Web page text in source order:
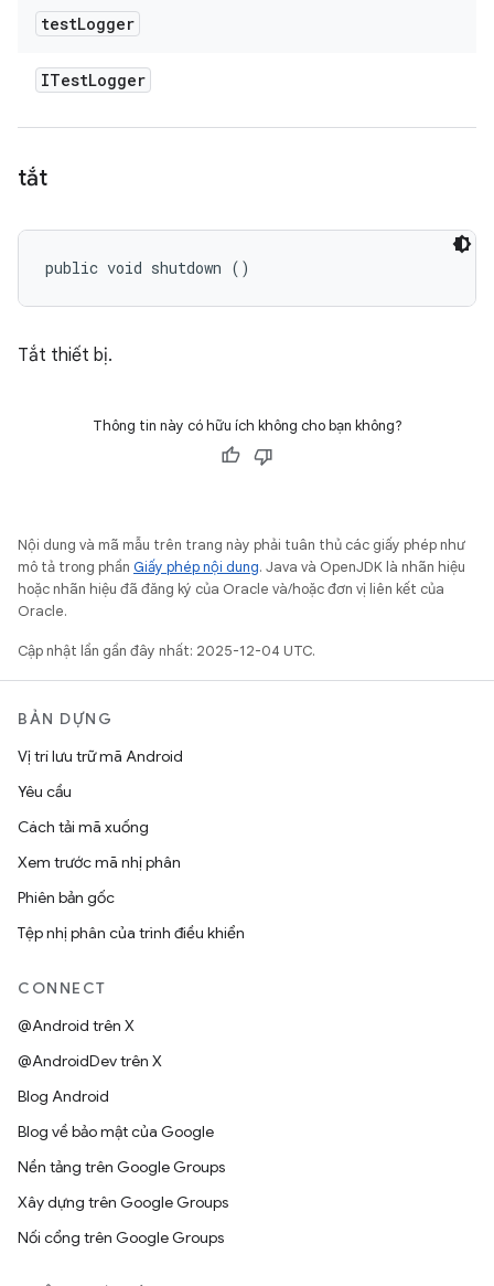
testLogger
ITestLogger
tắt
public void shutdown ()
Tắt thiết bị.
Thông tin này có hữu ích không cho bạn không?
Nội dung và mã mẫu trên trang này phải tuân thủ các giấy phép như
mô tả trong phần Giấy phép nội dung. Java và OpenJDK là nhãn hiệu
hoặc nhãn hiệu đã đăng ký của Oracle và/hoặc đơn vị liên kết của
Oracle.
Cập nhật lần gần đây nhất: 2025-12-04 UTC.
BẢN DỰNG
Vị trí lưu trữ mã Android
Yêu cầu
Cách tải mã xuống
Xem trước mã nhị phân
Phiên bản gốc
Tệp nhị phân của trình điều khiển
CONNECT
@Android trên X
@AndroidDev trên X
Blog Android
Blog về bảo mật của Google
Nền tảng trên Google Groups
Xây dựng trên Google Groups
Nối cổng trên Google Groups